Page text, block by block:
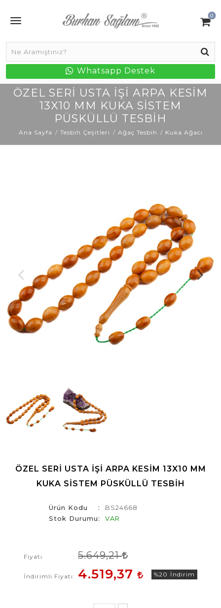
0
Whatsapp Destek
ÖZEL SERI USTA İŞI ARPA KESIM
13X10 MM KUKA SISTEM
PÜSKÜLLÜ TESBIH
Ana Sayfa Tesbih Çeşitleri Ağaç Tesbih Kuka Ağacı
ÖZEL SERI USTA İŞI ARPA KESIM 13X10 MM
KUKA SISTEM PÜSKÜLLÜ TESBIH
Ürün Kodu
BS24668
Stok Durumu
VAR
Fiyatı 5.649,21
İndirimli Fiyatı 4.519,37 %20 İndirim